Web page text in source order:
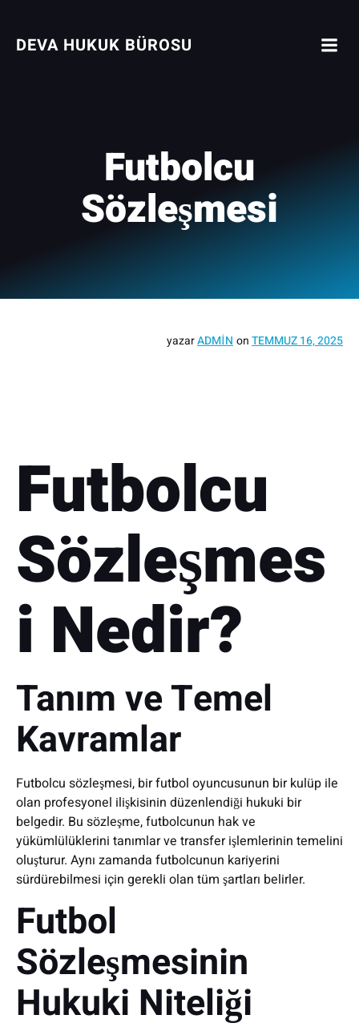
DEVA HUKUK BÜROSU
Futbolcu
Sözleşmesi
yazarADMIN onTEMMUZ 16, 2025
Futbolcu
Sözleşmes
i Nedir?
Tanım ve Temel
Kavramlar
Futbolcu sözleşmesi, bir futbol oyuncusunun bir kulüp ile
olan profesyonel ilişkisinin düzenlendiği hukuki bir
belgedir. Bu sözleşme, futbolcunun hak ve
yükümlülüklerini tanımlar ve transfer işlemlerinin temelini
oluşturur. Aynı zamanda futbolcunun kariyerini
sürdürebilmesi için gerekli olan tüm şartları belirler.
Futbol
Sözleşmesinin
Hukuki Niteliği